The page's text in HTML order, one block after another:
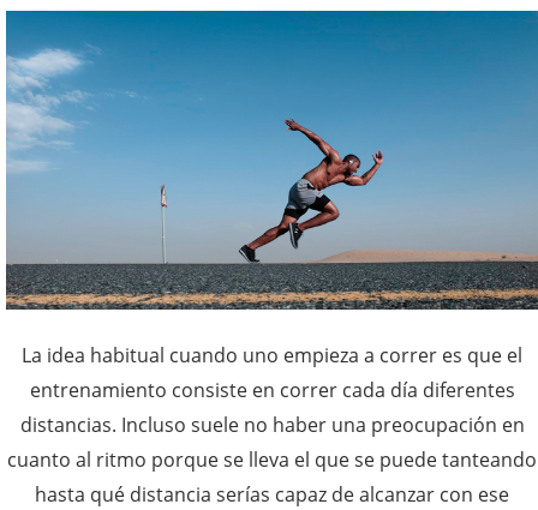
La idea habitual cuando uno empieza a correr es que el
entrenamiento consiste en correr cada día diferentes
distancias. Incluso suele no haber una preocupación en
cuanto al ritmo porque se lleva el que se puede tanteando
hasta qué distancia serías capaz de alcanzar con ese